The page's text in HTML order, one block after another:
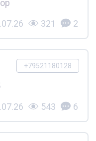
321 2
+79521180128
543 6